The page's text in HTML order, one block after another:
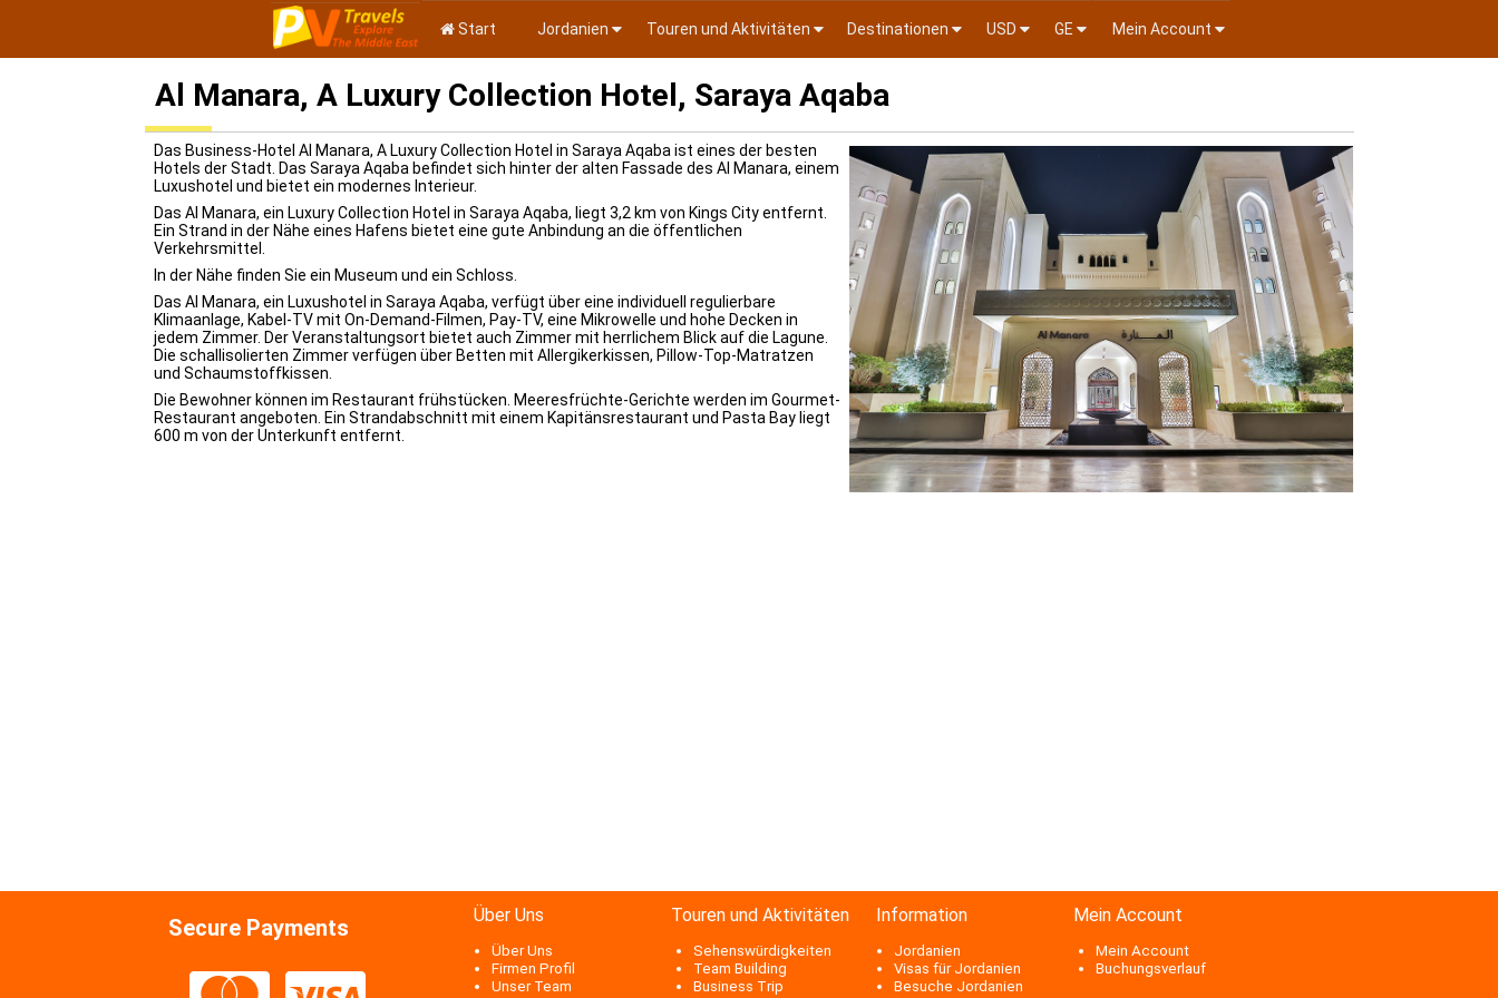
Start Jordanien Touren und Aktivitäten Destinationen USD GE Mein Account
Al Manara, A Luxury Collection Hotel, Saraya Aqaba
Das Business-Hotel Al Manara, A Luxury Collection Hotel in Saraya Aqaba ist eines der besten
Hotels der Stadt. Das Saraya Aqaba befindet sich hinter der alten Fassade des Al Manara, einem
Luxushotel und bietet ein modernes Interieur.
Das Al Manara, ein Luxury Collection Hotel in Saraya Aqaba, liegt 3,2 km von Kings City entfernt.
Ein Strand in der Nähe eines Hafens bietet eine gute Anbindung an die öffentlichen
Verkehrsmittel.
In der Nähe finden Sie ein Museum und ein Schloss.
Das Al Manara, ein Luxushotel in Saraya Aqaba, verfügt über eine individuell regulierbare
Klimaanlage, Kabel-TV mit On-Demand-Filmen, Pay-TV, eine Mikrowelle und hohe Decken in
jedem Zimmer. Der Veranstaltungsort bietet auch Zimmer mit herrlichem Blick auf die Lagune.
Die schallisolierten Zimmer verfügen über Betten mit Allergikerkissen, Pillow-Top-Matratzen
und Schaumstoffkissen.
Die Bewohner können im Restaurant frühstücken. Meeresfrüchte-Gerichte werden im Gourmet-
Restaurant angeboten. Ein Strandabschnitt mit einem Kapitänsrestaurant und Pasta Bay liegt
600 m von der Unterkunft entfernt.
Secure Payments Über Uns
Über Uns
Firmen Profil
Unser Team
Touren und Aktivitäten
Sehenswürdigkeiten
Team Building
Business Trip
Information
Jordanien
Visas für Jordanien
Besuche Jordanien
Mein Account
Mein Account
Buchungsverlauf